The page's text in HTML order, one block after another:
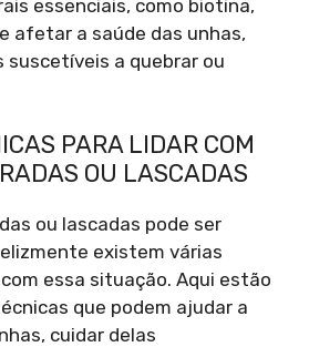
essenciais, como biotina,
afetar a saúde das unhas,
a quebrar ou
PARA LIDAR COM
OU LASCADAS
ou lascadas pode ser
existem várias
essa situação. Aqui estão
que podem ajudar a
cuidar delas